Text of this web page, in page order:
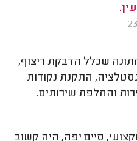
שכלל הדבקת ריצוף,
התקנת נקודות
והחלפת שירותים.
סיים יפה, היה קשוב